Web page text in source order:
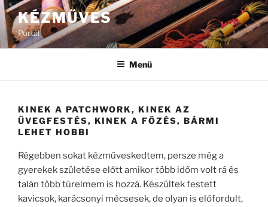
Tartalomhoz
KÉZMŰVES
Portál
Menü
KINEK A PATCHWORK, KINEK AZ
ÜVEGFESTÉS, KINEK A FŐZÉS, BÁRMI
LEHET HOBBI
Régebben sokat kézműveskedtem, persze még a
gyerekek születése előtt amikor több időm volt rá és
talán több türelmem is hozzá. Készültek festett
kavicsok, karácsonyi mécsesek, de olyan is előfordult,